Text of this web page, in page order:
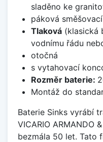
sladěno ke
páková
Tlaková(klasická
vodnímu řádu
otočná
s vytahovací
Rozměr baterie:
Montáž do
Baterie Sinks vyrábí
VICARIO ARMANDO
bezmála 50 let. Tato